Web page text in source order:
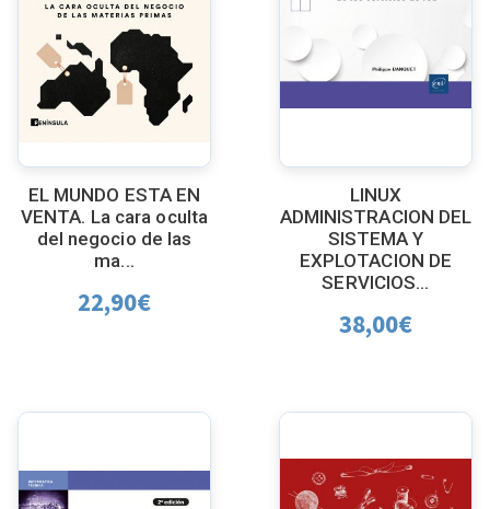
EL MUNDO ESTA EN
VENTA. La cara oculta
del negocio de las
ma...
22,90€
LINUX
ADMINISTRACION DEL
SISTEMA Y
EXPLOTACION DE
SERVICIOS...
38,00€